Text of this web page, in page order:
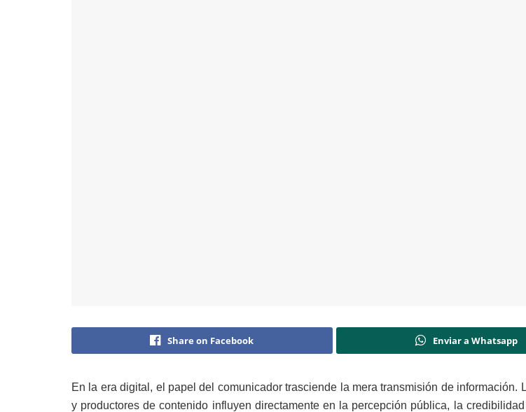
Share on Facebook Enviar a Whatsapp
En la era digital, el papel del comunicador trasciende la mera transmisión de información.
y productores de contenido influyen directamente en la percepción pública, la